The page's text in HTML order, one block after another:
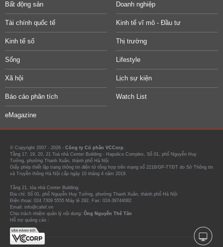
Bất động sản Doanh nghiệp
Tài chính quốc tế Kinh tế vĩ mô - Đầu tư
Kinh tế số Thị trường
Sống Lifestyle
Xã hội Lịch sự kiện
Báo cáo phân tích Watch List
eMagazine
© Copyright 2007 - 2026 - Công ty Cổ phần VCCorp.
Tầng 17, 19, 20, 21 Toà nhà Center Building - Hapulico Complex, Số 01, phố Nguyễn Huy
Tưởng, phường Thanh Xuân, thành phố Hà Nội
Giấy phép thiết lập trang thông tin điện tử tổng hợp trên mạng số 2216/GP-TTĐT do Sở Thông tin
và Truyền thông Hà Nội cấp ngày 10 tháng 4 năm 2019.
Tầng 21, tòa nhà Center Building.
Địa chỉ: Số 01, phố Nguyễn Huy Tưởng, phường Thanh Xuân, thành phố Hà Nội
Điện thoại: 024 7309 5555 Máy lẻ 292. Fax: 024-39744082
Email: info@cafef.vn
Chịu trách nhiệm quản lý nội dung: Ông Nguyễn Thế Tân
Hỗ trợ quảng cáo :